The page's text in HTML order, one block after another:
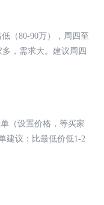
（80-90万），周四至
，需求大。建议周四
（设置价格，等买家
建议：比最低价低1-2